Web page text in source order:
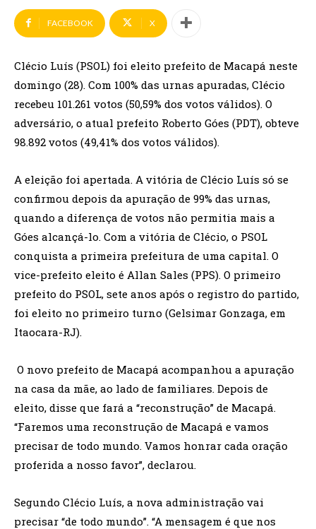
FACEBOOK X
Clécio Luís (PSOL) foi eleito prefeito de Macapá neste
domingo (28). Com 100% das urnas apuradas, Clécio
recebeu 101.261 votos (50,59% dos votos válidos). O
adversário, o atual prefeito Roberto Góes (PDT), obteve
98.892 votos (49,41% dos votos válidos).
A eleição foi apertada. A vitória de Clécio Luís só se
confirmou depois da apuração de 99% das urnas,
quando a diferença de votos não permitia mais a
Góes alcançá-lo. Com a vitória de Clécio, o PSOL
conquista a primeira prefeitura de uma capital. O
vice-prefeito eleito é Allan Sales (PPS). O primeiro
prefeito do PSOL, sete anos após o registro do partido,
foi eleito no primeiro turno (Gelsimar Gonzaga, em
Itaocara-RJ).
O novo prefeito de Macapá acompanhou a apuração
na casa da mãe, ao lado de familiares. Depois de
eleito, disse que fará a “reconstrução” de Macapá.
“Faremos uma reconstrução de Macapá e vamos
precisar de todo mundo. Vamos honrar cada oração
proferida a nosso favor”, declarou.
Segundo Clécio Luís, a nova administração vai
precisar “de todo mundo”. “A mensagem é que nos